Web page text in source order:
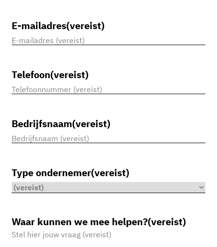
E-mailadres(vereist)
Telefoon(vereist)
Bedrijfsnaam(vereist)
Type ondernemer(vereist)
Waar kunnen we mee helpen?(vereist)